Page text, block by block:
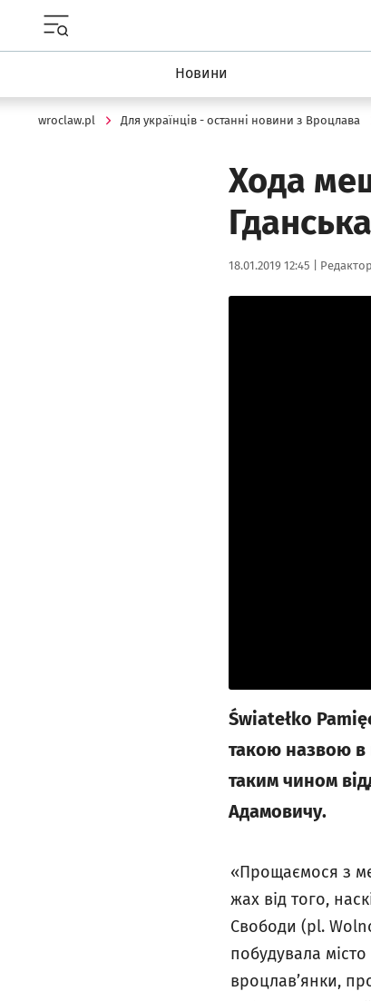
Новини
wroclaw.pl Для українців - останні новини з Вроцлава
Хода
Гданська
Data publikacji:
18.01.2019 12:45 | Autor:
Światełko
такою назвою в
таким чином
Адамовичу.
«Прощаємося з
жах від того,
Свободи (pl.
побудувала
вроцлав’янки,